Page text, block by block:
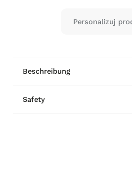
Beschreibung
Safety